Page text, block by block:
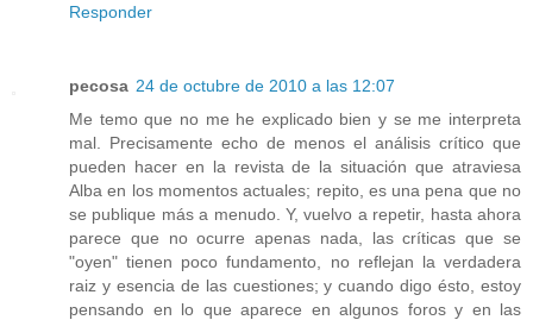
Responder
pecosa 24 de octubre de 2010 a las 12:07
Me temo que no me he explicado bien y se me interpreta
mal. Precisamente echo de menos el análisis crítico que
pueden hacer en la revista de la situación que atraviesa
Alba en los momentos actuales; repito, es una pena que no
se publique más a menudo. Y, vuelvo a repetir, hasta ahora
parece que no ocurre apenas nada, las críticas que se
"oyen" tienen poco fundamento, no reflejan la verdadera
raiz y esencia de las cuestiones; y cuando digo ésto, estoy
pensando en lo que aparece en algunos foros y en las